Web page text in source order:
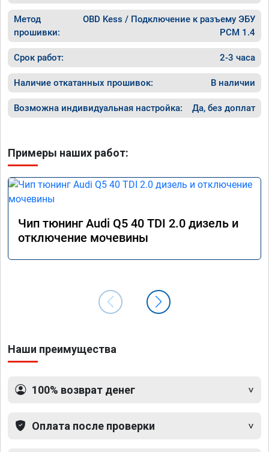
Метод
прошивки:
OBD Kess / Подключение к разъему ЭБУ
PCM 1.4
Срок работ: 2-3 часа
Наличие откатанных прошивок: В наличии
Возможна индивидуальная настройка: Да, без доплат
Примеры наших работ:
Чип тюнинг Audi Q5 40 TDI 2.0 дизель и
отключение мочевины
Наши преимущества
100% возврат денег
Оплата после проверки